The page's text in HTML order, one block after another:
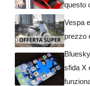
questo
Vespa
prezzo
sfida X